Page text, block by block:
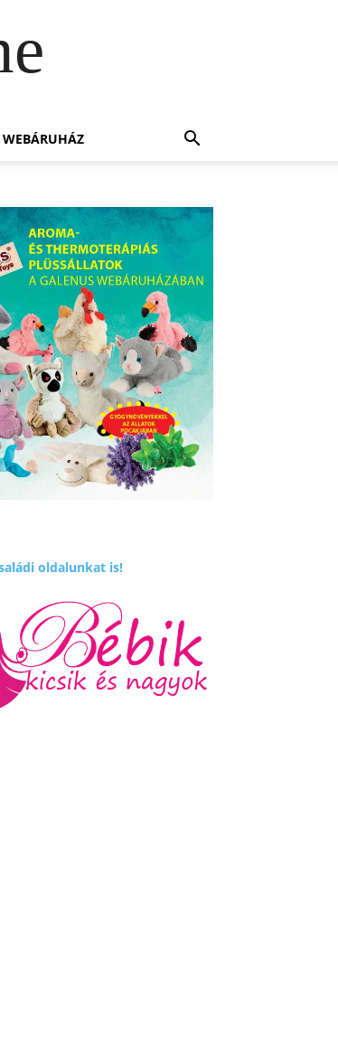
WEBÁRUHÁZ
oldalunkat is!